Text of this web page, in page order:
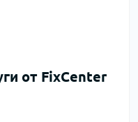
от FixCenter